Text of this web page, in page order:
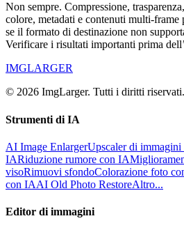
Non sempre. Compressione,
colore, metadati e contenuti multi-
se il formato di destinazione non
Verificare i risultati importanti prima
IMGLARGER
© 2026 ImgLarger. Tutti i diritti riservati.
Strumenti di IA
AI Image EnlargerUpscaler di
IARiduzione rumore con IA
visoRimuovi sfondoColorazione foto
con IAAI Old Photo RestoreAltro...
Editor di immagini